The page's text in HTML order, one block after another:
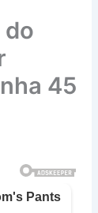
45